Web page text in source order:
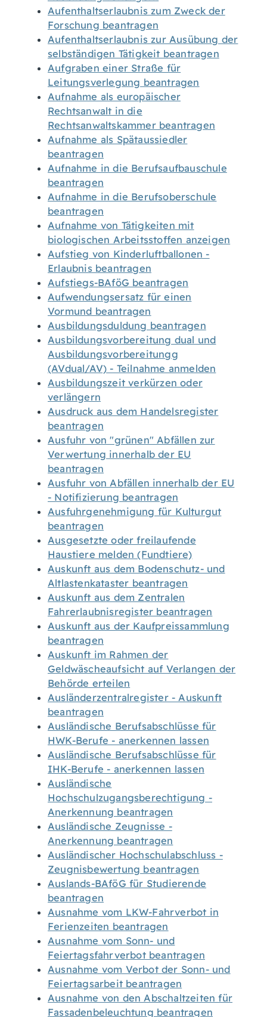
Aufenthaltserlaubnis zum Zweck der
Forschung beantragen
Aufenthaltserlaubnis zur Ausübung der
selbständigen Tätigkeit beantragen
Aufgraben einer Straße für
Leitungsverlegung beantragen
Aufnahme als europäischer
Rechtsanwalt in die
Rechtsanwaltskammer beantragen
Aufnahme als Spätaussiedler
beantragen
Aufnahme in die Berufsaufbauschule
beantragen
Aufnahme in die Berufsoberschule
beantragen
Aufnahme von Tätigkeiten mit
biologischen Arbeitsstoffen anzeigen
Aufstieg von Kinderluftballonen -
Erlaubnis beantragen
Aufstiegs-BAföG beantragen
Aufwendungsersatz für einen
Vormund beantragen
Ausbildungsduldung beantragen
Ausbildungsvorbereitung dual und
Ausbildungsvorbereitungg
(AVdual/AV) - Teilnahme anmelden
Ausbildungszeit verkürzen oder
verlängern
Ausdruck aus dem Handelsregister
beantragen
Ausfuhr von "grünen" Abfällen zur
Verwertung innerhalb der EU
beantragen
Ausfuhr von Abfällen innerhalb der EU
- Notifizierung beantragen
Ausfuhrgenehmigung für Kulturgut
beantragen
Ausgesetzte oder freilaufende
Haustiere melden (Fundtiere)
Auskunft aus dem Bodenschutz- und
Altlastenkataster beantragen
Auskunft aus dem Zentralen
Fahrerlaubnisregister beantragen
Auskunft aus der Kaufpreissammlung
beantragen
Auskunft im Rahmen der
Geldwäscheaufsicht auf Verlangen der
Behörde erteilen
Ausländerzentralregister - Auskunft
beantragen
Ausländische Berufsabschlüsse für
HWK-Berufe - anerkennen lassen
Ausländische Berufsabschlüsse für
IHK-Berufe - anerkennen lassen
Ausländische
Hochschulzugangsberechtigung -
Anerkennung beantragen
Ausländische Zeugnisse -
Anerkennung beantragen
Ausländischer Hochschulabschluss -
Zeugnisbewertung beantragen
Auslands-BAföG für Studierende
beantragen
Ausnahme vom LKW-Fahrverbot in
Ferienzeiten beantragen
Ausnahme vom Sonn- und
Feiertagsfahrverbot beantragen
Ausnahme vom Verbot der Sonn- und
Feiertagsarbeit beantragen
Ausnahme von den Abschaltzeiten für
Fassadenbeleuchtung beantragen